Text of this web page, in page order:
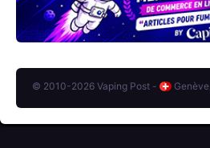
© 2010-2026 Vaping Post -